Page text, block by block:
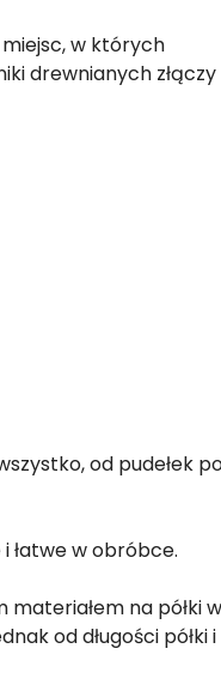
w których
drewnianych złączy
od pudełek
łatwe w obróbce.
na półki w
od długości półki i